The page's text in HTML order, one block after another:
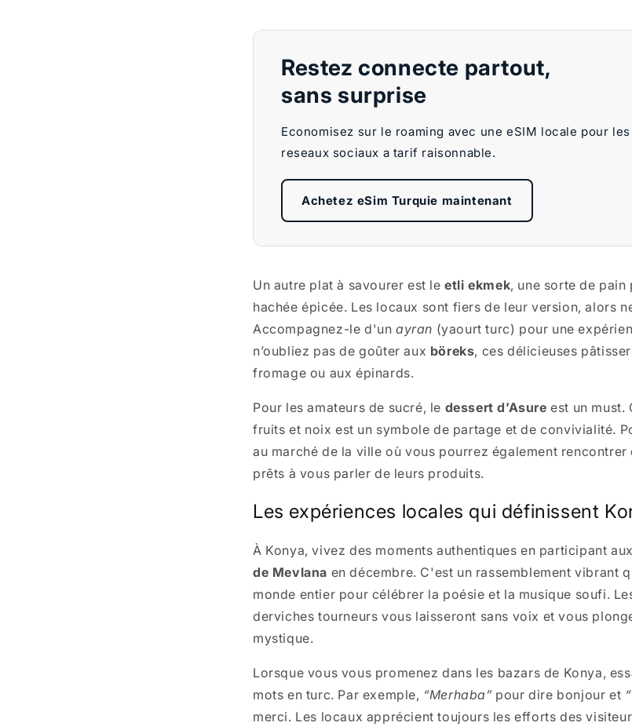
Restez connecte partout,
sans surprise
Economisez sur le roaming avec une eSIM locale pour
reseaux sociaux a tarif raisonnable.
Achetez eSim Turquie maintenant
Un autre plat à savourer est leetli ekmek, une sorte de
hachée épicée. Les locaux sont fiers de leur version, alors
Accompagnez-le d'unayran (yaourt turc) pour une
n’oubliez pas de goûter aux böreks, ces délicieuses
fromage ou aux épinards.
Pour les amateurs de sucré, le dessert d’Asure est un must.
fruits et noix est un symbole de partage et de convivialité.
au marché de la ville où vous pourrez également rencontrer
prêts à vous parler de leurs produits.
Les expériences locales qui définissent
À Konya, vivez des moments authentiques en participant
de Mevlana en décembre. C'est un rassemblement vibrant
monde entier pour célébrer la poésie et la musique soufi.
derviches tourneurs vous laisseront sans voix et vous
mystique.
Lorsque vous vous promenez dans les bazars de Konya,
mots en turc. Par exemple, “Merhaba”pour dire bonjour et
merci. Les locaux apprécient toujours les efforts des